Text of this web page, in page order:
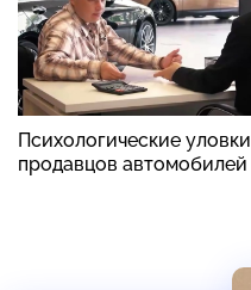
Психологические уловки
продавцов автомобилей